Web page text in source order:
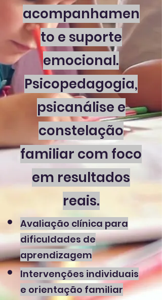
acompanhamen
to e suporte
emocional.
Psicopedagogia,
psicanálise e
constelação
familiar com foco
em resultados
reais.
Avaliação clínica para
dificuldades de
aprendizagem
Intervenções individuais
e orientação familiar